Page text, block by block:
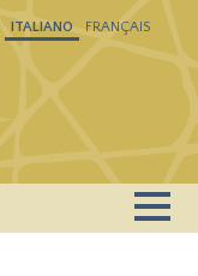
ITALIANO
FRANÇAIS